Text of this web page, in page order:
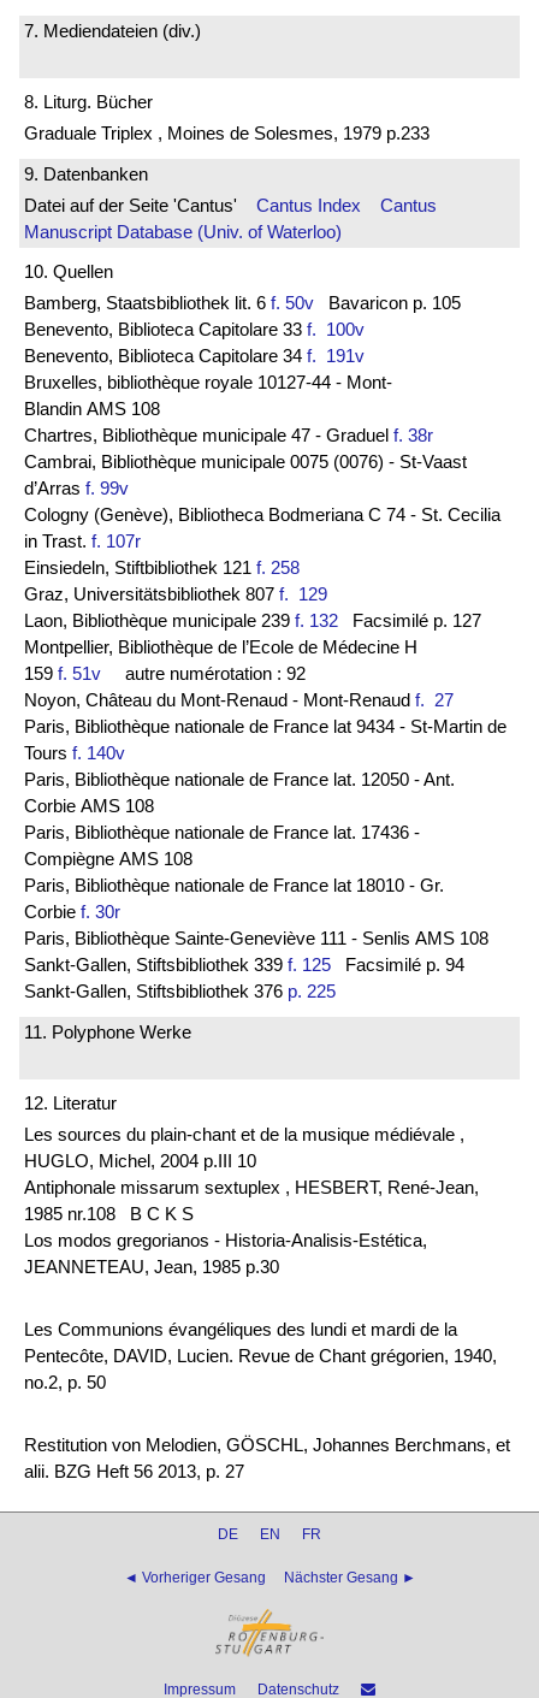
7. Mediendateien (div.)
8. Liturg. Bücher
Graduale Triplex , Moines de Solesmes, 1979 p.233
9. Datenbanken
Datei auf der Seite 'Cantus' Cantus Index
Cantus
Manuscript Database (Univ. of Waterloo)
10. Quellen
Bamberg, Staatsbibliothek lit. 6 f. 50v Bavaricon p. 105
Benevento, Biblioteca Capitolare 33 f. 100v
Benevento, Biblioteca Capitolare 34 f. 191v
Bruxelles, bibliothèque royale 10127-44 - Mont-
Blandin AMS 108
Chartres, Bibliothèque municipale 47 - Graduel f. 38r
Cambrai, Bibliothèque municipale 0075 (0076) - St-Vaast
d’Arras f. 99v
Cologny (Genève), Bibliotheca Bodmeriana C 74 - St. Cecilia
in Trast. f. 107r
Einsiedeln, Stiftbibliothek 121 f. 258
Graz, Universitätsbibliothek 807 f. 129
Laon, Bibliothèque municipale 239 f. 132 Facsimilé p. 127
Montpellier, Bibliothèque de l’Ecole de Médecine H
159 f. 51v autre numérotation : 92
Noyon, Château du Mont-Renaud - Mont-Renaud f. 27
Paris, Bibliothèque nationale de France lat 9434 - St-Martin de
Tours f. 140v
Paris, Bibliothèque nationale de France lat. 12050 - Ant.
Corbie AMS 108
Paris, Bibliothèque nationale de France lat. 17436 -
Compiègne AMS 108
Paris, Bibliothèque nationale de France lat 18010 - Gr.
Corbie f. 30r
Paris, Bibliothèque Sainte-Geneviève 111 - Senlis AMS 108
Sankt-Gallen, Stiftsbibliothek 339 f. 125 Facsimilé p. 94
Sankt-Gallen, Stiftsbibliothek 376 p. 225
11. Polyphone Werke
12. Literatur
Les sources du plain-chant et de la musique médiévale ,
HUGLO, Michel, 2004 p.III 10
Antiphonale missarum sextuplex , HESBERT, René-Jean,
1985 nr.108 B C K S
Los modos gregorianos - Historia-Analisis-Estética,
JEANNETEAU, Jean, 1985 p.30
Les Communions évangéliques des lundi et mardi de la
Pentecôte, DAVID, Lucien. Revue de Chant grégorien, 1940,
no.2, p. 50
Restitution von Melodien, GÖSCHL, Johannes Berchmans, et
alii. BZG Heft 56 2013, p. 27
DE EN FR
◄ Vorheriger Gesang Nächster Gesang ►
Impressum Datenschutz